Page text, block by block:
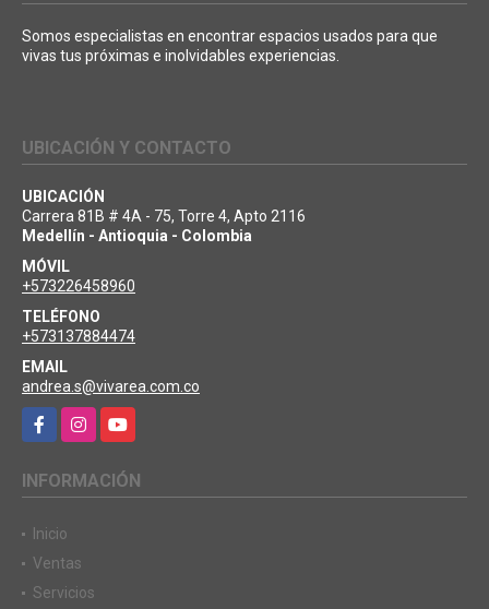
Somos especialistas en encontrar espacios usados para que
vivas tus próximas e inolvidables experiencias.
UBICACIÓN Y CONTACTO
UBICACIÓN
Carrera 81B # 4A - 75, Torre 4, Apto 2116
Medellín - Antioquia - Colombia
MÓVIL
+573226458960
TELÉFONO
+573137884474
EMAIL
andrea.s@vivarea.com.co
FacebookInstagramYouTube
INFORMACIÓN
Inicio
Ventas
Servicios